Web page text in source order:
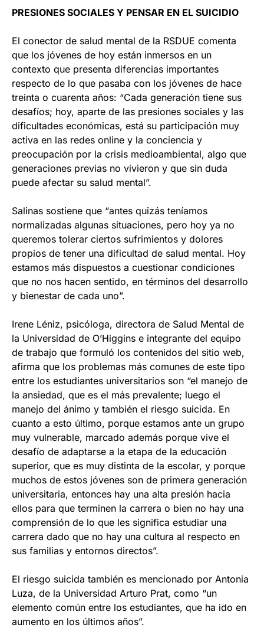
PRESIONES SOCIALES Y PENSAR EN EL SUICIDIO
El conector de salud mental de la RSDUE comenta
que los jóvenes de hoy están inmersos en un
contexto que presenta diferencias importantes
respecto de lo que pasaba con los jóvenes de hace
treinta o cuarenta años: “Cada generación tiene sus
desafíos; hoy, aparte de las presiones sociales y las
dificultades económicas, está su participación muy
activa en las redes online y la conciencia y
preocupación por la crisis medioambiental, algo que
generaciones previas no vivieron y que sin duda
puede afectar su salud mental”.
Salinas sostiene que “antes quizás teníamos
normalizadas algunas situaciones, pero hoy ya no
queremos tolerar ciertos sufrimientos y dolores
propios de tener una dificultad de salud mental. Hoy
estamos más dispuestos a cuestionar condiciones
que no nos hacen sentido, en términos del desarrollo
y bienestar de cada uno”.
Irene Léniz, psicóloga, directora de Salud Mental de
la Universidad de O’Higgins e integrante del equipo
de trabajo que formuló los contenidos del sitio web,
afirma que los problemas más comunes de este tipo
entre los estudiantes universitarios son “el manejo de
la ansiedad, que es el más prevalente; luego el
manejo del ánimo y también el riesgo suicida. En
cuanto a esto último, porque estamos ante un grupo
muy vulnerable, marcado además porque vive el
desafío de adaptarse a la etapa de la educación
superior, que es muy distinta de la escolar, y porque
muchos de estos jóvenes son de primera generación
universitaria, entonces hay una alta presión hacia
ellos para que terminen la carrera o bien no hay una
comprensión de lo que les significa estudiar una
carrera dado que no hay una cultura al respecto en
sus familias y entornos directos”.
El riesgo suicida también es mencionado por Antonia
Luza, de la Universidad Arturo Prat, como “un
elemento común entre los estudiantes, que ha ido en
aumento en los últimos años”.